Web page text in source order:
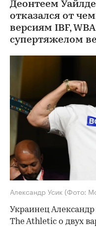
Деонтеем
отказался от
версиям IBF,
супертяжелом
Александр Усик (Фото:
Украинец Александр
The Athletic о двух